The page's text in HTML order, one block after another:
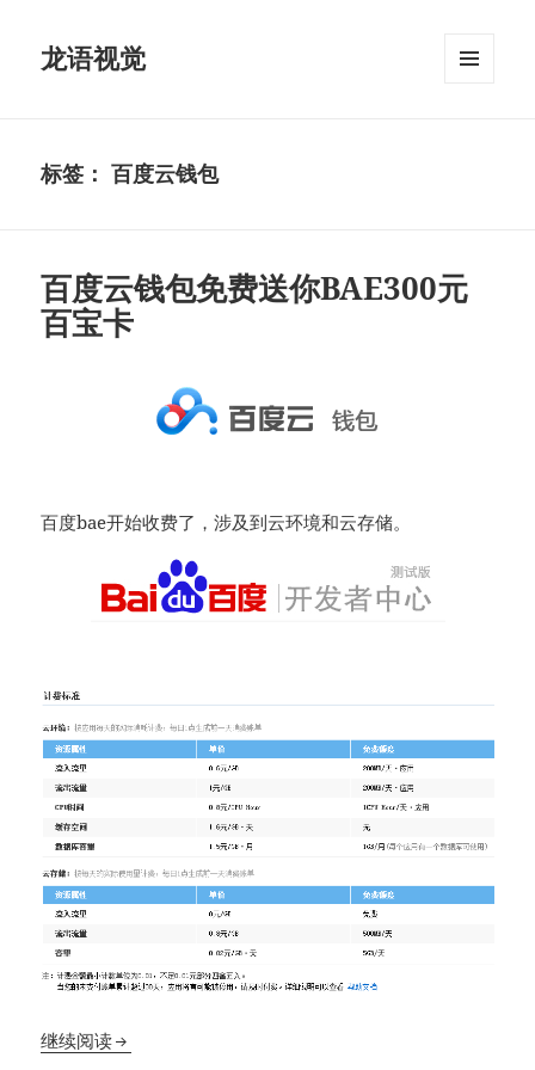
龙语视觉
标签：百度云钱包
百度云钱包免费送你BAE300元
百宝卡
百度bae开始收费了，涉及到云环境和云存储。
继续阅读百度云钱包免费送你BAE300元百宝卡